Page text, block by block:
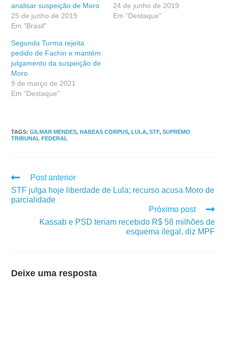
analisar suspeição de Moro
25 de junho de 2019
Em "Brasil"
24 de junho de 2019
Em "Destaque"
Segunda Turma rejeita
pedido de Fachin e mantém
julgamento da suspeição de
Moro
9 de março de 2021
Em "Destaque"
TAGS:GILMAR MENDES, HABEAS CORPUS, LULA, STF, SUPREMO
TRIBUNAL FEDERAL
Post anterior
STF julga hoje liberdade de Lula; recurso acusa Moro de
parcialidade
Próximo post
Kassab e PSD teriam recebido R$ 58 milhões de
esquema ilegal, diz MPF
Deixe uma resposta